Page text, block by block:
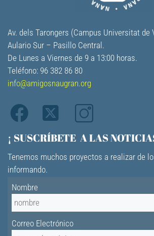
Av. dels Tarongers (Campus Universitat de
Aulario Sur – Pasillo Central.
De Lunes a Viernes de 9 a 13:00 horas.
Teléfono: 96 382 86 80
info@amigosnaugran.org
¡ SUSCRÍBETE A LAS
Tenemos muchos proyectos a realizar de
informando.
Nombre
Correo Electrónico